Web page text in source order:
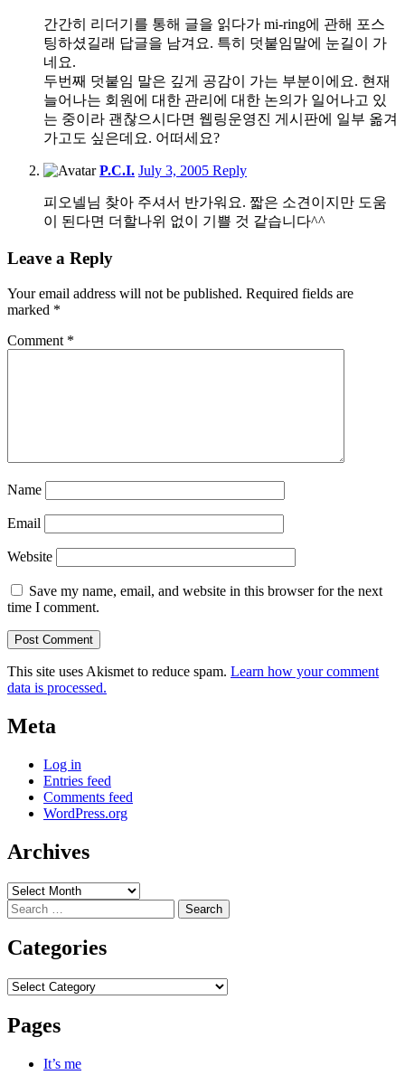
간간히 리더기를 통해 글을 읽다가 mi-ring에 관해 포스
팅하셨길래 답글을 남겨요. 특히 덧붙임말에 눈길이 가
네요.
두번째 덧붙임 말은 깊게 공감이 가는 부분이에요. 현재
늘어나는 회원에 대한 관리에 대한 논의가 일어나고 있
는 중이라 괜찮으시다면 웹링운영진 게시판에 일부 옮겨
가고도 싶은데요. 어떠세요?
P.C.I. July 3, 20059:17
Reply
피오넬님 찾아 주셔서 반가워요. 짧은 소견이지만 도움
이 된다면 더할나위 없이 기쁠 것 같습니다^^
Leave a Reply
Your email address will not be published. Required fields are
marked *
Comment *
Name
Email
Website
Save my name, email, and website in this browser for the next
time I comment.
This site uses Akismet to reduce spam. Learn how your comment
data is processed.
Meta
Log in
Entries feed
Comments feed
WordPress.org
Archives
Archives
Search
for:
Categories
Categories
Pages
It’s me